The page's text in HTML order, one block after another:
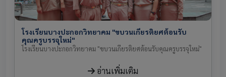
โรงเรียนบางปะกอกวิทยาคม "ขบวนเกียรติยศต้อนรับ
คุณครูบรรจุใหม่"
โรงเรียนบางปะกอกวิทยาคม "ขบวนเกียรติยศต้อนรับคุณครูบรรจุใหม่"
อ่านเพิ่มเติม